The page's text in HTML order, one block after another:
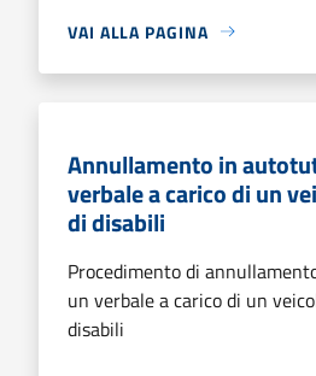
VAI ALLA PAGINA
Annullamento in
verbale a carico di un
di disabili
Procedimento di
un verbale a carico di un
disabili